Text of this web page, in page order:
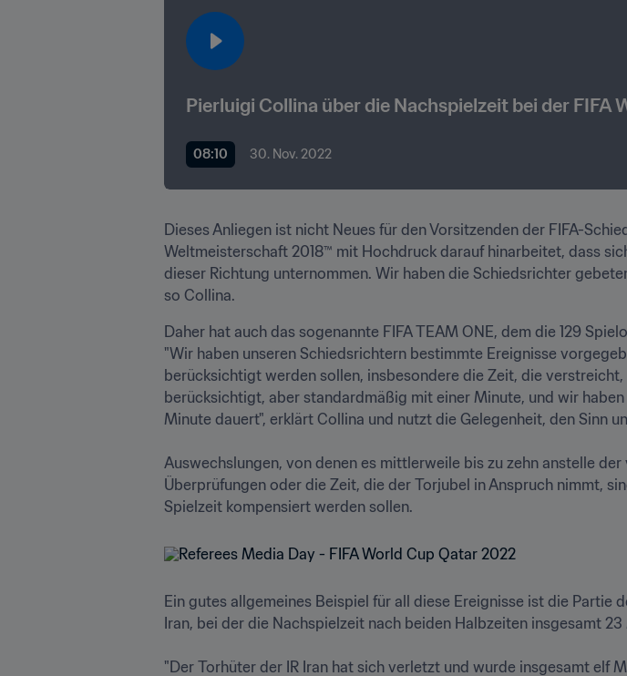
Pierluigi Collina über die Nachspielzeit bei der FIFA
08:10 30. Nov. 2022
Dieses Anliegen ist nicht Neues für den Vorsitzenden der FIFA-
Weltmeisterschaft 2018™ mit Hochdruck darauf hinarbeitet, dass
dieser Richtung unternommen. Wir haben die Schiedsrichter
so Collina.
Daher hat auch das sogenannte FIFA TEAM ONE, dem die 129
"Wir haben unseren Schiedsrichtern bestimmte Ereignisse
berücksichtigt werden sollen, insbesondere die Zeit, die
berücksichtigt, aber standardmäßig mit einer Minute, und wir
Minute dauert", erklärt Collina und nutzt die Gelegenheit, den Sinn
Auswechslungen, von denen es mittlerweile bis zu zehn anstelle
Überprüfungen oder die Zeit, die der Torjubel in Anspruch nimmt,
Ein gutes allgemeines Beispiel für all diese Ereignisse ist die Partie
Iran, bei der die Nachspielzeit nach beiden Halbzeiten insgesamt
"Der Torhüter der IR Iran hat sich verletzt und wurde insgesamt elf